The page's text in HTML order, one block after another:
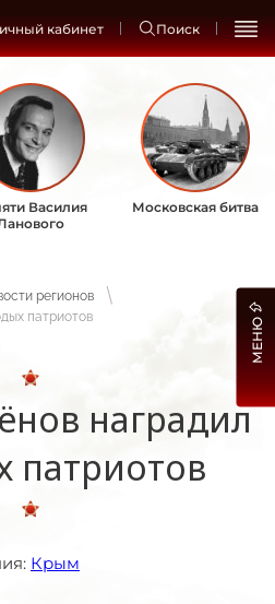
кабинет Поиск
Василия
Московская битва
регионов
патриотов
наградил
патриотов
Крым
МЕНЮ